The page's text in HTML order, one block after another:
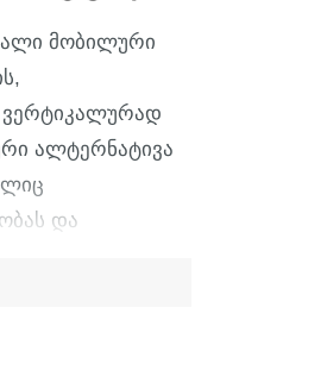
მობილური
ვერტიკალურად
ალტერნატივა
და
მომუშავე